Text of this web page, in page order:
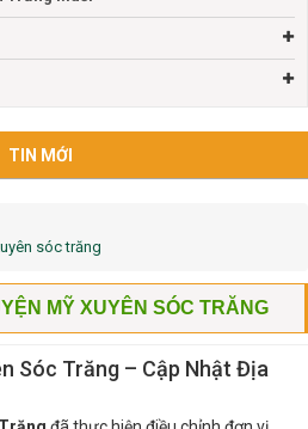
Trứng Muối
sóc trăng
MỸ XUYÊN SÓC TRĂNG
Sóc Trăng – Cập Nhật Địa